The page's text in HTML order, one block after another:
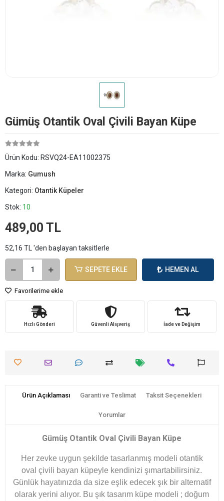
Gümüş Otantik Oval Çivili Bayan Küpe
Ürün Kodu: RSVQ24-EA11002375
Marka: Gumush
Kategori: Otantik Küpeler
Stok: 10
489,00 TL
52,16 TL 'den başlayan taksitlerle
SEPETE EKLE HEMEN AL
Favorilerime ekle
Hızlı Gönderi Güvenli Alışveriş İade ve Değişim
Ürün Açıklaması Garanti ve Teslimat Taksit Seçenekleri
Yorumlar
Gümüş Otantik Oval Çivili Bayan Küpe
Her zevke uygun şekilde tasarlanmış modeli otantik
oval çivili bayan küpeyle kendinizi şımartabilirsiniz.
Günlük hayatınızda da size eşlik edecek şık bir alternatif
olarak yerini alıyor. Bu şık tasarım küpe modeli ; doğum